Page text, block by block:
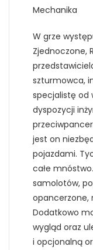
Mechanika
W grze
Zjednoczone,
szturmowca,
specjalistę od
dyspozycji
jest on
pojazdami.
całe
samolotów,
opancerzone,
Dodatkowo
wygląd oraz
i opcjonalną